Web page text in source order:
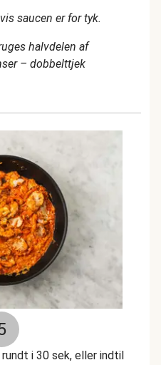
saucen er for tyk.
halvdelen af
– dobbelttjek
i 30 sek, eller indtil